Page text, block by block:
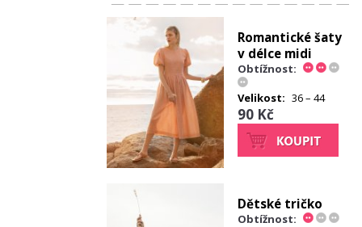
Romantické šaty
v délce midi
Obtížnost:
Velikost: 36 – 44
90 Kč
Dětské tričko
Obtížnost: